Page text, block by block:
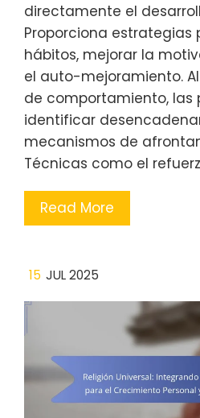
directamente el
Proporciona estrategias
hábitos, mejorar la
el auto-mejoramiento.
de comportamiento, las
identificar
mecanismos de
Técnicas como el
Read More
15 JUL 2025